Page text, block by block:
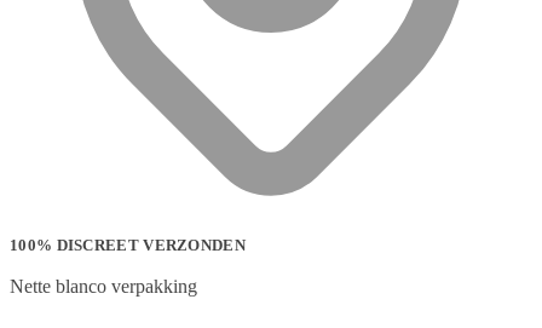
100% DISCREET VERZONDEN
Nette blanco verpakking